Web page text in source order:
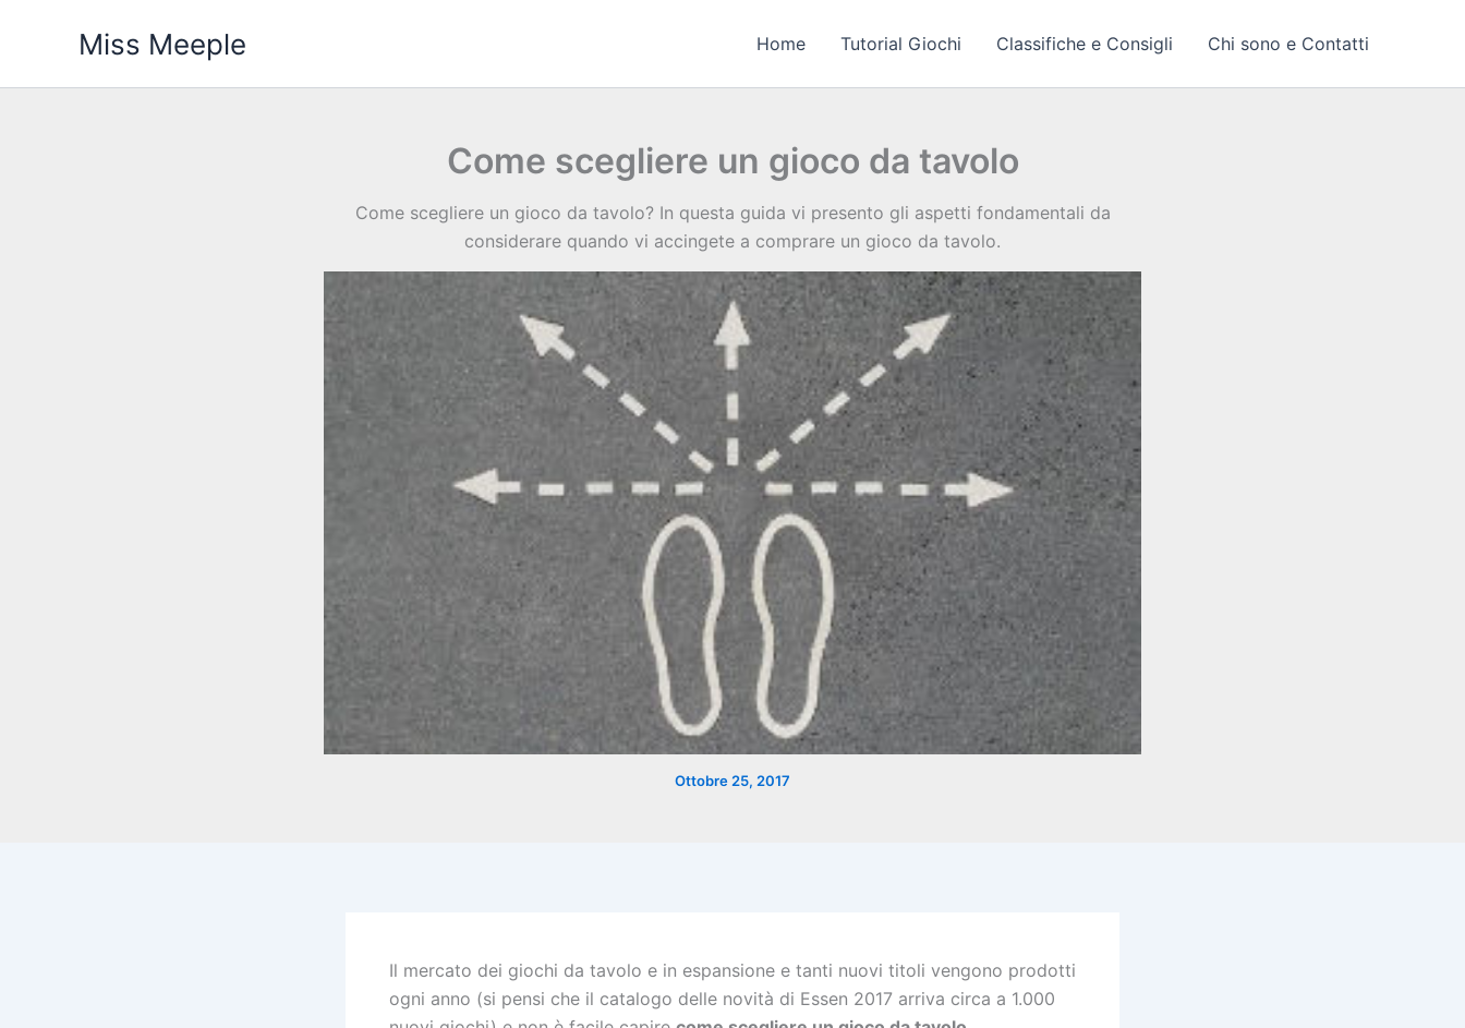
Miss Meeple Home Tutorial Giochi Classifiche e Consigli Chi sono e Contatti
Come scegliere un gioco da tavolo
Come scegliere un gioco da tavolo? In questa guida vi presento gli aspetti fondamentali da
considerare quando vi accingete a comprare un gioco da tavolo.
Ottobre 25, 2017
Il mercato dei giochi da tavolo e in espansione e tanti nuovi titoli vengono prodotti
ogni anno (si pensi che il catalogo delle novità di Essen 2017 arriva circa a 1.000